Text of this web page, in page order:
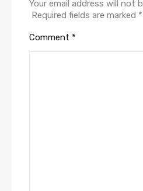
Your email address will not
Required fields are marked *
Comment *